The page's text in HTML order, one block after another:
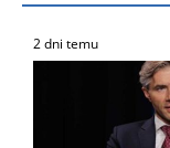
2 dni temu